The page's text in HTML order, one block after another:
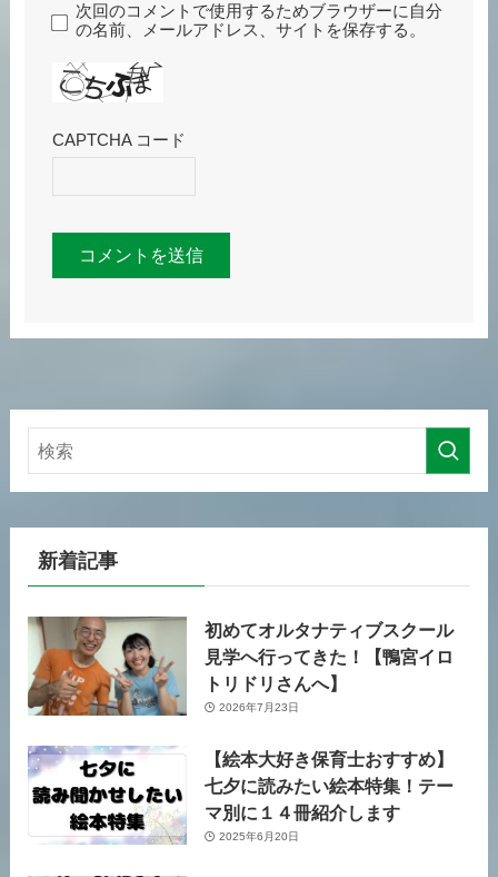
次回のコメントで使用するためブラウザーに自分
の名前、メールアドレス、サイトを保存する。
CAPTCHA コード
新着記事
初めてオルタナティブスクール
見学へ行ってきた！【鴨宮イロ
トリドリさんへ】
2026年7月23日
【絵本大好き保育士おすすめ】
七夕に読みたい絵本特集！テー
マ別に１４冊紹介します
2025年6月20日